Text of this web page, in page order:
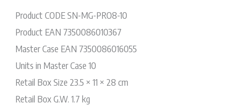
Product CODE SN-MG-PRO8-10
Product EAN 7350086010367
Master Case EAN 7350086016055
Units in Master Case 10
Retail Box Size 23.5 × 11 × 28 cm
Retail Box G.W. 1.7 kg